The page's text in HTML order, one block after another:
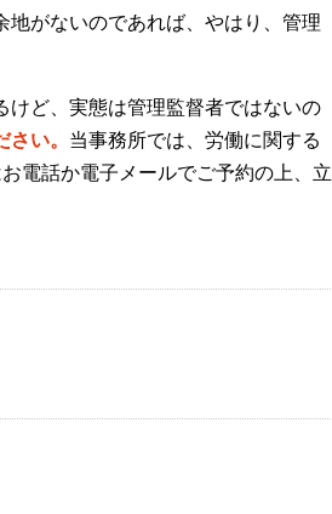
がないのであれば、やはり、管理
ど、実態は管理監督者ではないの
い。 当事務所では、労働に関する
電話か電子メールでご予約の上、立